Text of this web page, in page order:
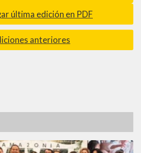
última edición en PDF
anteriores